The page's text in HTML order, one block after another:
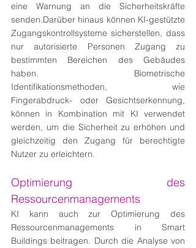
eine Warnung an die Sicherheitskräfte
senden.Darüber hinaus können KI-gestützte
Zugangskontrollsysteme sicherstellen, dass
nur autorisierte Personen Zugang zu
bestimmten Bereichen des Gebäudes
haben. Biometrische
Identifikationsmethoden, wie
Fingerabdruck- oder Gesichtserkennung,
können in Kombination mit KI verwendet
werden, um die Sicherheit zu erhöhen und
gleichzeitig den Zugang für berechtigte
Nutzer zu erleichtern.
Optimierung des
Ressourcenmanagements
KI kann auch zur Optimierung des
Ressourcenmanagements in Smart
Buildings beitragen. Durch die Analyse von